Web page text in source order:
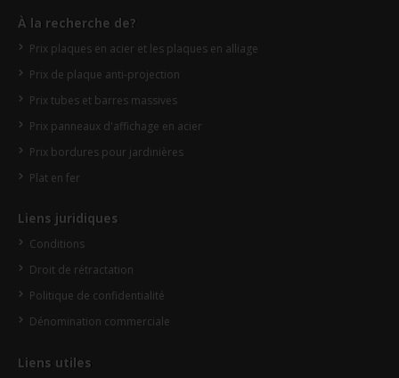
À la recherche de?
Prix plaques en acier et les plaques en alliage
Prix de plaque anti-projection
Prix tubes et barres massives
Prix panneaux d'affichage en acier
Prix bordures pour jardinières
Plat en fer
Liens juridiques
Conditions
Droit de rétractation
Politique de confidentialité
Dénomination commerciale
Liens utiles